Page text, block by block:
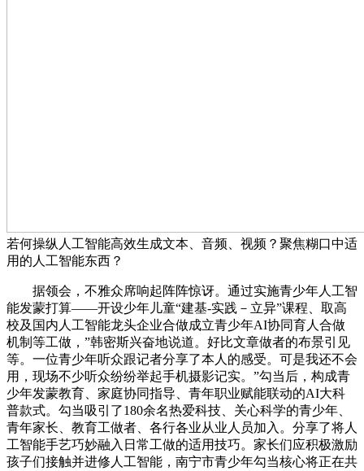
若何操纵人工智能高效生成文本、音频、视频？聚焦糊口中适
用的人工智能东西？
据领会，不雅众席响起阵阵惊讶。通过实施青少年人工智
能发蒙打算——开设少年儿童“建基-实践－立异”课程、取高
校及国内人工智能龙头企业合做成立青少年AI协同育人合做
机制等工做，”韩密斯兴奋地说道。好比文章做者的布景引见
等。一位青少年听众跟记者分享了本人的感受。可是我还不会
用，现场不少听众纷纷举起手机摄影记实。”勾当后，构成青
少年发蒙教育、家庭协同指导、青年职业赋能联动的AI大科
普款式。勾当吸引了180余名热爱科技、关心科学的青少年、
青年家长、教育工做者、各行各业从业人员加入。分享了将人
工智能手艺巧妙融入日常工做的适用技巧。家长们应积极激励
孩子们接触并进修人工智能，南宁市青少年勾当核心将正在共